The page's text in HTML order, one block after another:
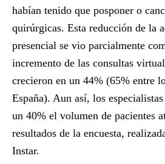
habían tenido que posponer o
quirúrgicas. Esta reducción de la
presencial se vio parcialmente
incremento de las consultas
crecieron en un 44% (65% entre
España). Aun así, los
un 40% el volumen de pacientes
resultados de la encuesta,
Instar.